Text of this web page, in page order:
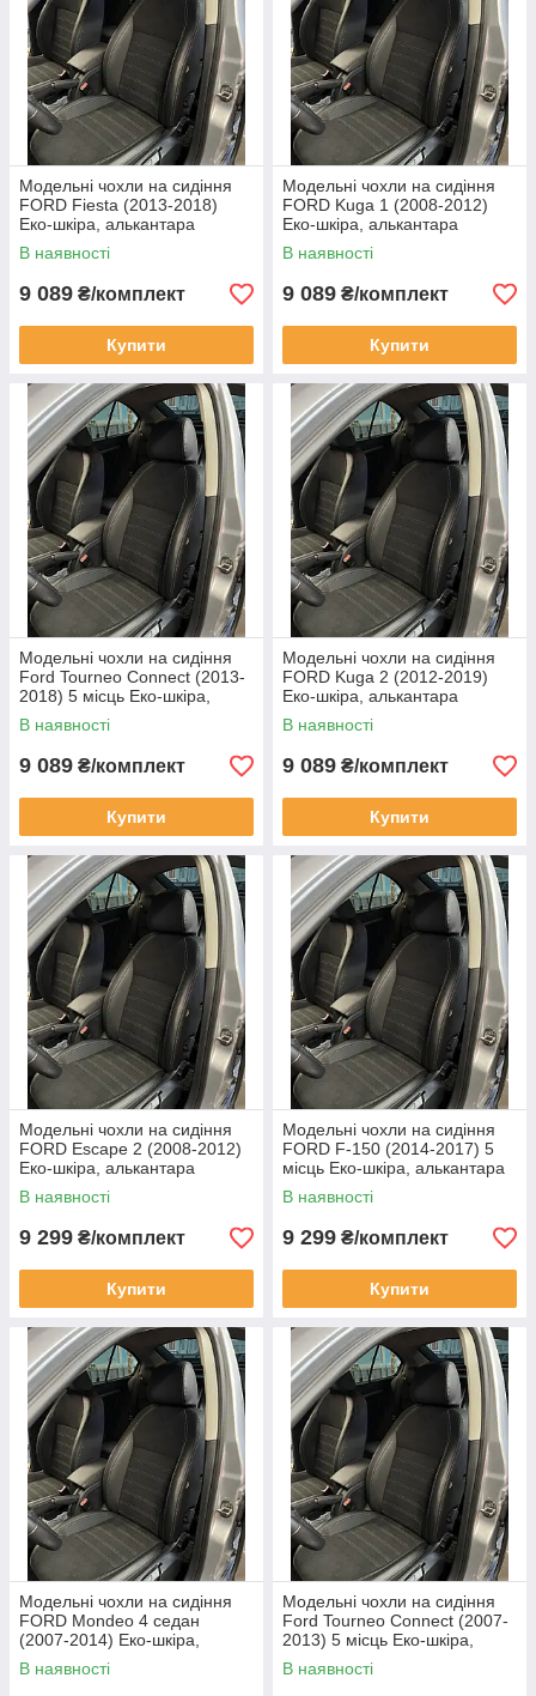
Модельні чохли на сидіння
FORD Fiesta (2013-2018)
Еко-шкіра, алькантара
В наявності
9 089 ₴/комплект
Купити
Модельні чохли на сидіння
FORD Kuga 1 (2008-2012)
Еко-шкіра, алькантара
В наявності
9 089 ₴/комплект
Купити
Модельні чохли на сидіння
Ford Tourneo Connect (2013-
2018) 5 місць Еко-шкіра,
алькантара
В наявності
9 089 ₴/комплект
Купити
Модельні чохли на сидіння
FORD Kuga 2 (2012-2019)
Еко-шкіра, алькантара
В наявності
9 089 ₴/комплект
Купити
Модельні чохли на сидіння
FORD Escape 2 (2008-2012)
Еко-шкіра, алькантара
В наявності
9 299 ₴/комплект
Купити
Модельні чохли на сидіння
FORD F-150 (2014-2017) 5
місць Еко-шкіра, алькантара
В наявності
9 299 ₴/комплект
Купити
Модельні чохли на сидіння
FORD Mondeo 4 седан
(2007-2014) Еко-шкіра,
алькантара
В наявності
Модельні чохли на сидіння
Ford Tourneo Connect (2007-
2013) 5 місць Еко-шкіра,
алькантара
В наявності